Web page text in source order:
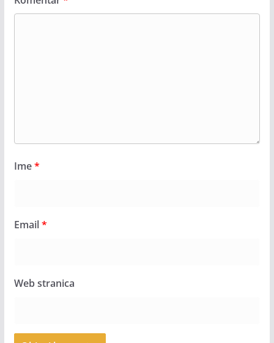
Ime*
Email*
Web stranica